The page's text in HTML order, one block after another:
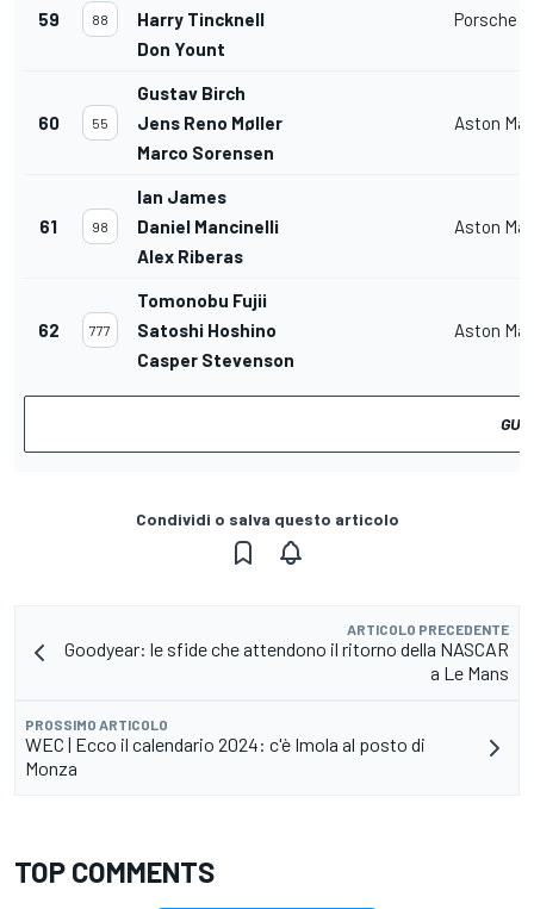
59 88
Harry Tincknell
Don Yount
Porsche
60 55
Gustav Birch
Jens Reno Møller
Marco Sorensen
Aston
61 98
Ian James
Daniel Mancinelli
Alex Riberas
Aston
62 777
Tomonobu Fujii
Satoshi Hoshino
Casper Stevenson
Aston
Condividi o salva questo articolo
ARTICOLO PRECEDENTE
Goodyear: le sfide che attendono il ritorno della NASCAR
a Le Mans
PROSSIMO ARTICOLO
WEC | Ecco il calendario 2024: c'è Imola al posto di
Monza
TOP COMMENTS